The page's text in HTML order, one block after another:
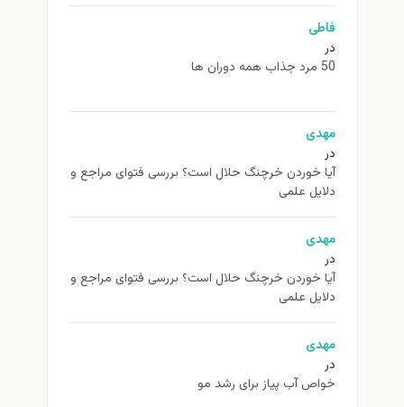
فاطی
در
50 مرد جذاب همه دوران ها
مهدی
در
آیا خوردن خرچنگ حلال است؟ بررسی فتوای مراجع و
دلایل علمی
مهدی
در
آیا خوردن خرچنگ حلال است؟ بررسی فتوای مراجع و
دلایل علمی
مهدی
در
خواص آب پیاز برای رشد مو